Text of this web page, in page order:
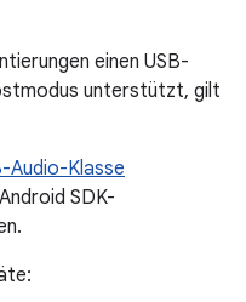
einen USB-
unterstützt, gilt
Audio-Klasse
SDK-